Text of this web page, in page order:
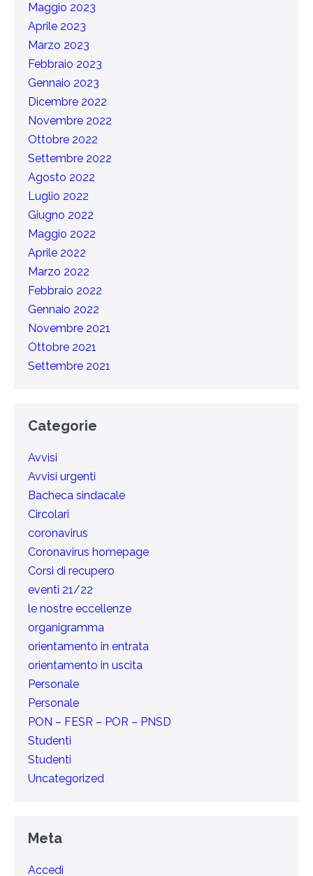
Maggio 2023
Aprile 2023
Marzo 2023
Febbraio 2023
Gennaio 2023
Dicembre 2022
Novembre 2022
Ottobre 2022
Settembre 2022
Agosto 2022
Luglio 2022
Giugno 2022
Maggio 2022
Aprile 2022
Marzo 2022
Febbraio 2022
Gennaio 2022
Novembre 2021
Ottobre 2021
Settembre 2021
Categorie
Avvisi
Avvisi urgenti
Bacheca sindacale
Circolari
coronavirus
Coronavirus homepage
Corsi di recupero
eventi 21/22
le nostre eccellenze
organigramma
orientamento in entrata
orientamento in uscita
Personale
Personale
PON – FESR – POR – PNSD
Studenti
Studenti
Uncategorized
Meta
Accedi